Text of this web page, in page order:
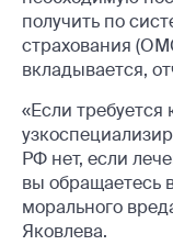
получить по
страхования
вкладывается,
«Если требуется
РФ нет, если
вы обращаетесь
морального
Яковлева.